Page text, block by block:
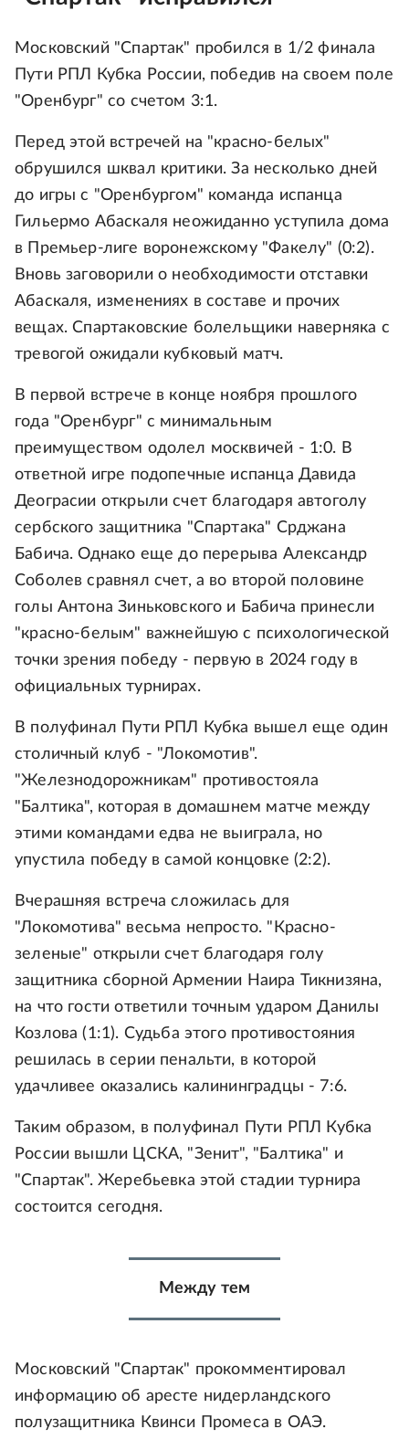
Московский "Спартак" пробился в 1/2 финала
Пути РПЛ Кубка России, победив на своем поле
"Оренбург" со счетом 3:1.
Перед этой встречей на "красно-белых"
обрушился шквал критики. За несколько дней
до игры с "Оренбургом" команда испанца
Гильермо Абаскаля неожиданно уступила дома
в Премьер-лиге воронежскому "Факелу" (0:2).
Вновь заговорили о необходимости отставки
Абаскаля, изменениях в составе и прочих
вещах. Спартаковские болельщики наверняка с
тревогой ожидали кубковый матч.
В первой встрече в конце ноября прошлого
года "Оренбург" с минимальным
преимуществом одолел москвичей - 1:0. В
ответной игре подопечные испанца Давида
Деограсии открыли счет благодаря автоголу
сербского защитника "Спартака" Срджана
Бабича. Однако еще до перерыва Александр
Соболев сравнял счет, а во второй половине
голы Антона Зиньковского и Бабича принесли
"красно-белым" важнейшую с психологической
точки зрения победу - первую в 2024 году в
официальных турнирах.
В полуфинал Пути РПЛ Кубка вышел еще один
столичный клуб - "Локомотив".
"Железнодорожникам" противостояла
"Балтика", которая в домашнем матче между
этими командами едва не выиграла, но
упустила победу в самой концовке (2:2).
Вчерашняя встреча сложилась для
"Локомотива" весьма непросто. "Красно-
зеленые" открыли счет благодаря голу
защитника сборной Армении Наира Тикнизяна,
на что гости ответили точным ударом Данилы
Козлова (1:1). Судьба этого противостояния
решилась в серии пенальти, в которой
удачливее оказались калининградцы - 7:6.
Таким образом, в полуфинал Пути РПЛ Кубка
России вышли ЦСКА, "Зенит", "Балтика" и
"Спартак". Жеребьевка этой стадии турнира
состоится сегодня.
Между тем
Московский "Спартак" прокомментировал
информацию об аресте нидерландского
полузащитника Квинси Промеса в ОАЭ.